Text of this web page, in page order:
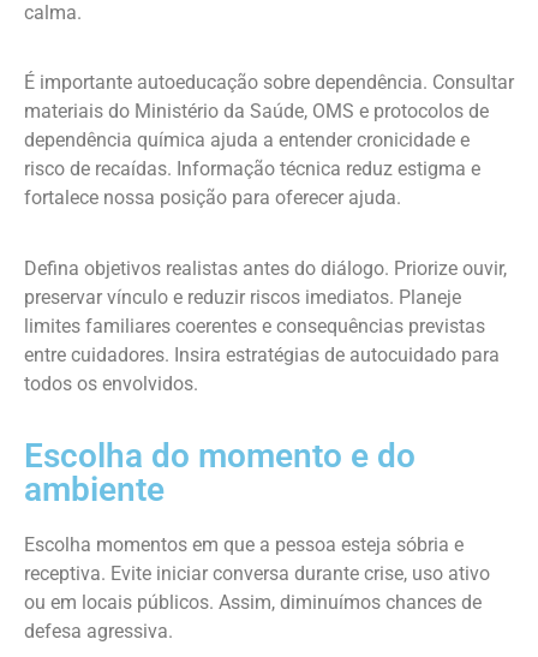
calma.
É importante autoeducação sobre dependência. Consultar
materiais do Ministério da Saúde, OMS e protocolos de
dependência química ajuda a entender cronicidade e
risco de recaídas. Informação técnica reduz estigma e
fortalece nossa posição para oferecer ajuda.
Defina objetivos realistas antes do diálogo. Priorize ouvir,
preservar vínculo e reduzir riscos imediatos. Planeje
limites familiares coerentes e consequências previstas
entre cuidadores. Insira estratégias de autocuidado para
todos os envolvidos.
Escolha do momento e do
ambiente
Escolha momentos em que a pessoa esteja sóbria e
receptiva. Evite iniciar conversa durante crise, uso ativo
ou em locais públicos. Assim, diminuímos chances de
defesa agressiva.